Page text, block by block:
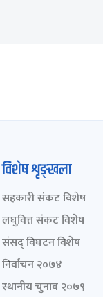
विशेष शृङ्खला
सहकारी संकट विशेष
लघुवित्त संकट विशेष
संसद् विघटन विशेष
निर्वाचन २०७४
स्थानीय चुनाव २०७९